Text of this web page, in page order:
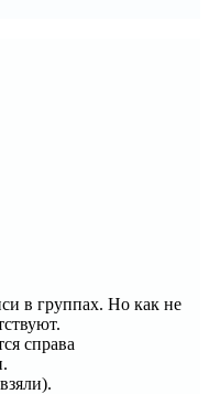
в группах. Но как не
справа